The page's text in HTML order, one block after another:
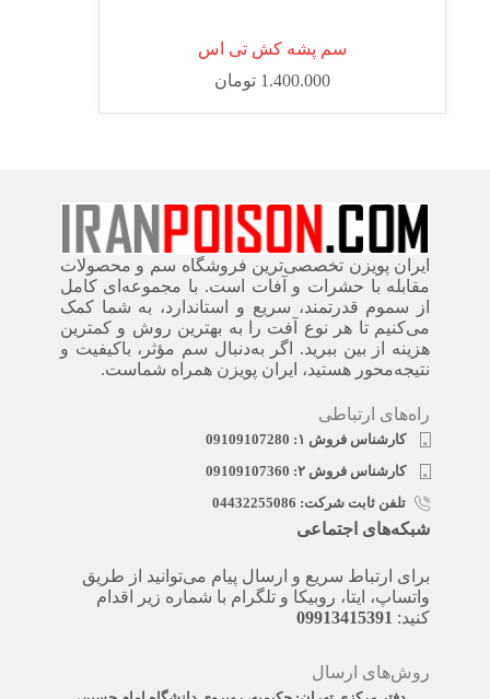
سم پشه کش تی اس
1.400.000 تومان
ایران پویزن تخصصی‌ترین فروشگاه سم و محصولات
مقابله با حشرات و آفات است. با مجموعه‌ای کامل
از سموم قدرتمند، سریع‌ و استاندارد، به شما کمک
می‌کنیم تا هر نوع آفت را به بهترین روش و کمترین
هزینه از بین ببرید. اگر به‌دنبال سم مؤثر، باکیفیت و
نتیجه‌محور هستید، ایران پویزن همراه شماست.
راه‌های ارتباطی
کارشناس فروش ۱: 09109107280
کارشناس فروش ۲: 09109107360
تلفن ثابت شرکت: 04432255086
شبکه‌های اجتماعی
برای ارتباط سریع و ارسال پیام می‌توانید از طریق
واتساپ، ایتا، روبیکا و تلگرام با شماره زیر اقدام
کنید: 09913415391
روش‌های ارسال